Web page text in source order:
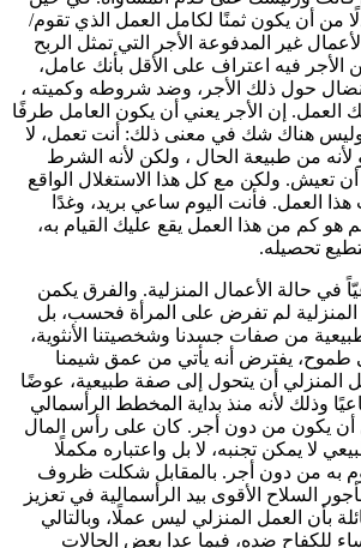
من أن يكون ثمنًا لكامل العمل الذي تقوم/
غير المدفوعة الأجر التي تمثل الربح
الأجر فيه اعتراف على الأقل بأنك عامل،
حول ذلك الأجر، وضد شروطه وكميته ،
إن الأجر يعني أن يكون العامل طرفًا
وليس هناك شك في معنى ذلك: أنت تعمل، لا
من طبيعة الحال ، ولكن لأنه الشرط
تعيش. ولكن مع كل هذا الاستغلال الواقع
العمل. فأنت اليوم ساعي بريد، وغدًا
هو كم من هذا العمل يقع عليك القيام به،
تحصيله.
في حالة الأعمال المنزلية. والفرق يكمن
لم تفرض على المرأة فحسب، بل
من صفات جسدنا وشخصيتنا الأنثوية،
طموح، يفترض أنه يأتي من عمق شيمنا
المنزلي أن يتحول إلى صفة طبيعية، عوضًا
وذلك لأنه منذ بداية المخطط الرأسمالي
أن يكون من دون أجر. كان على رأس المال
لا يمكن تجنبه، لا بل واعتباره مكملًا
به من دون أجر. بالمقابل شكلت ظروف
السلاح الأقوى بيد الرأسمالية في تعزيز
بأن العمل المنزلي ليس عملًا، وبالتالي
للكفاح ضده، فيما عدا بعض الحالات